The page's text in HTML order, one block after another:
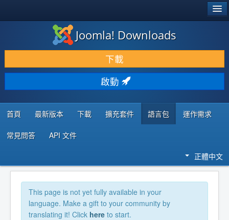
下載 & 擴充
發現 & 學習
社群 & 支援
程式者資源
Joomla! Downloads
下載
啟動
首頁 最新版本 下載 擴充套件 語言包 運作需求
常見問答 API 文件
正體中文
This page is not yet fully available in your
language. Make a gift to your community by
translating it! Click here to start.